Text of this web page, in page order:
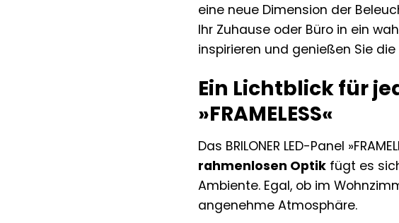
eine neue Dimension der
Ihr Zuhause oder Büro in ein
inspirieren und genießen Sie
Ein Lichtblick für
»FRAMELESS«
Das BRILONER LED-Panel
rahmenlosen Optik fügt es
Ambiente. Egal, ob im
angenehme Atmosphäre.